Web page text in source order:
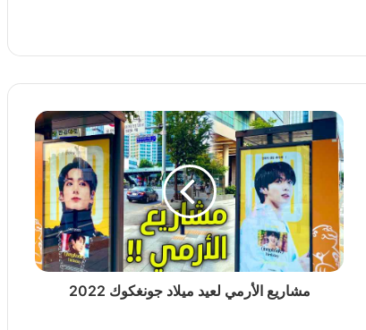
بسبب حركاتها الاستعراضية
مشاريع الأرمي لعيد ميلاد جونغكوك 2022